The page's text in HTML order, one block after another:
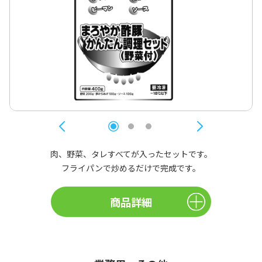
肉、野菜、タレすべてが入ったセットです。
フライパンで炒めるだけで完成です。
商品詳細